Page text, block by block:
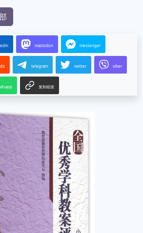
mastodon messenger
telegram twitter viber
复制链接